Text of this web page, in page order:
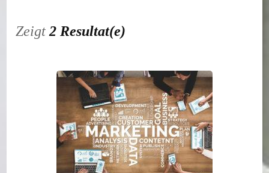
Zeigt2 Resultat(e)